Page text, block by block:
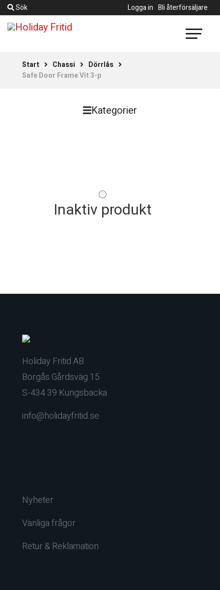
Sök Logga in Bli återförsäljare
Start Chassi
Dörrlås
Safe Door Frame Vit 3-p
Kategorier
Inaktiv produkt
Holiday Fritid AB
Borgås Gårdsväg 15
S-434 39 Kungsbacka
info@holidayfritid.se
Nyheter
Vanliga frågor
Retur & Reklamation